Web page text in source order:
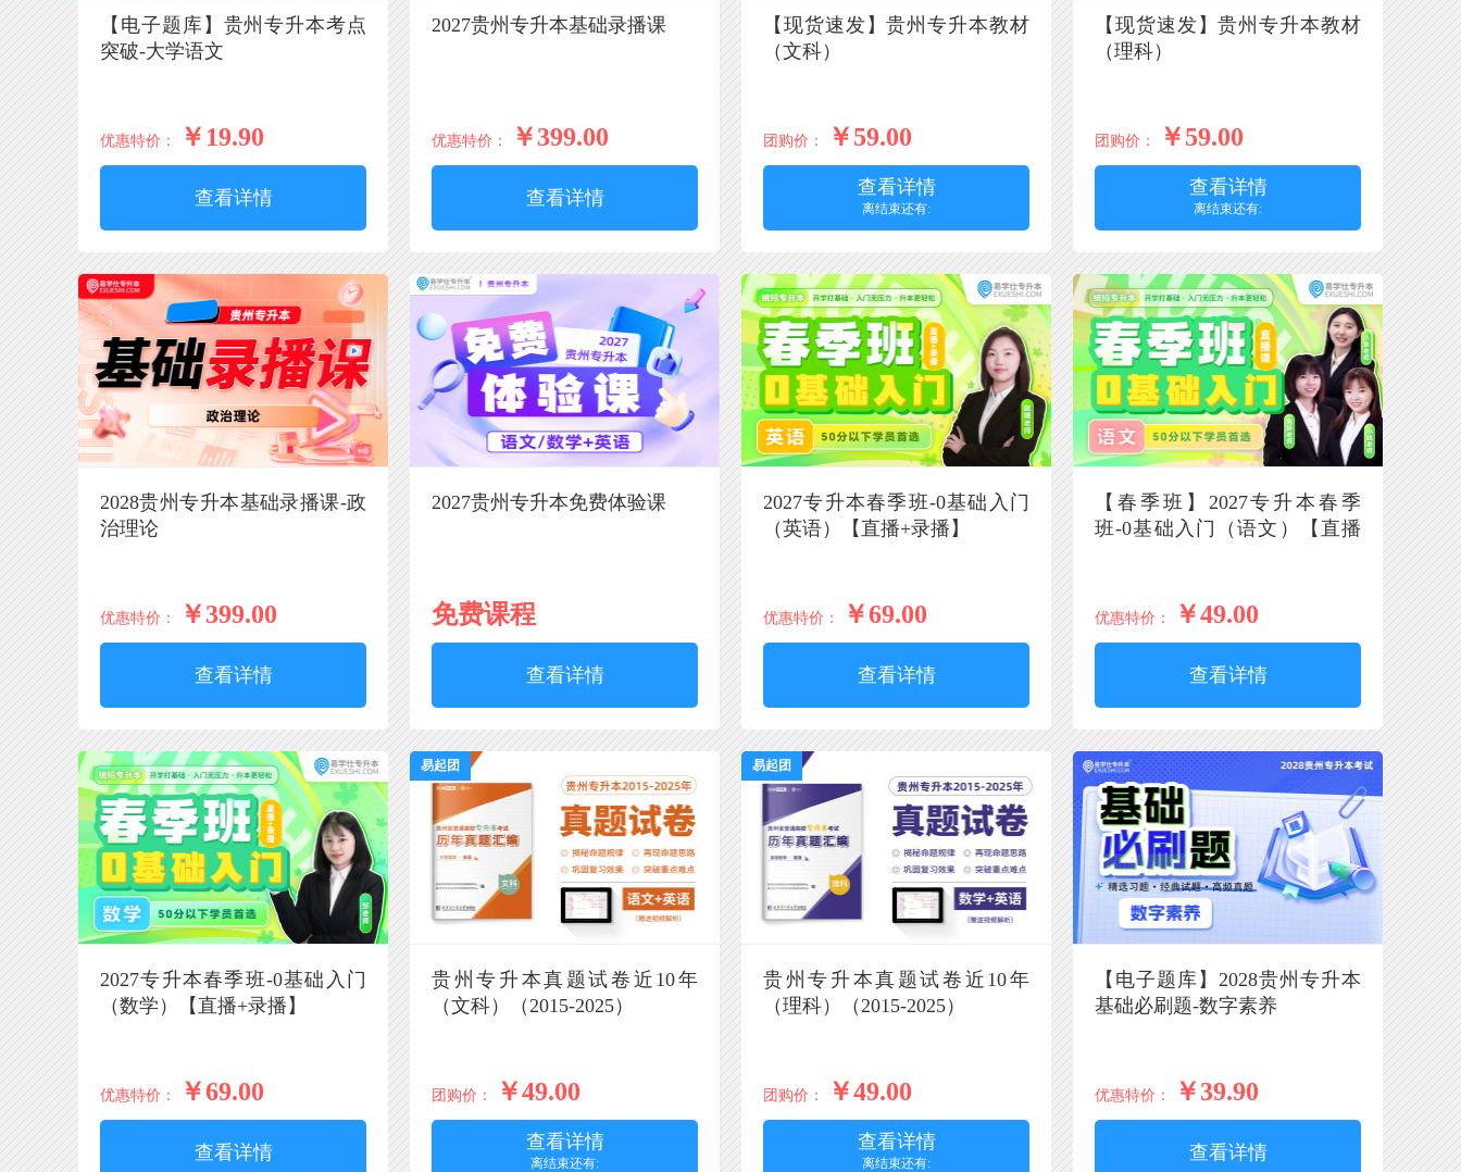
【电子题库】贵州专升本考点
突破-大学语文
优惠特价： ￥19.90
查看详情
2027贵州专升本基础录播课
优惠特价： ￥399.00
查看详情
【现货速发】贵州专升本教材
（文科）
团购价： ￥59.00
查看详情
离结束还有:
【现货速发】贵州专升本教材
（理科）
团购价： ￥59.00
查看详情
离结束还有:
2028贵州专升本基础录播课-政
治理论
优惠特价： ￥399.00
查看详情
2027贵州专升本免费体验课
免费课程
查看详情
2027专升本春季班-0基础入门
（英语）【直播+录播】
优惠特价： ￥69.00
查看详情
【春季班】2027专升本春季
班-0基础入门（语文）【直播
优惠特价： ￥49.00
查看详情
2027专升本春季班-0基础入门
（数学）【直播+录播】
优惠特价： ￥69.00
查看详情
易起团
贵州专升本真题试卷近10年
（文科）（2015-2025）
团购价： ￥49.00
查看详情
离结束还有:
易起团
贵州专升本真题试卷近10年
（理科）（2015-2025）
团购价： ￥49.00
查看详情
离结束还有:
【电子题库】2028贵州专升本
基础必刷题-数字素养
优惠特价： ￥39.90
查看详情